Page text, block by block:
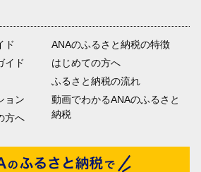
ド
イド
ョン
方へ
ANAのふるさと納税の特徴
はじめての方へ
ふるさと納税の流れ
動画でわかるANAのふるさと
納税